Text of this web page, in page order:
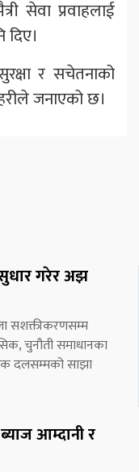
सेवा प्रवाहलाई
दिए।
र सचेतनाको
जनाएको छ।
गरेर अझ
सशक्तीकरणसम्म
चुनौती समाधानका
दलसम्मको साझा
आम्दानी र